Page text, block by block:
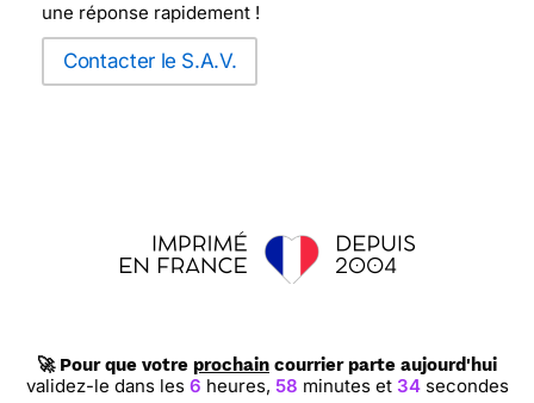
une réponse rapidement !
Contacter le S.A.V.
🚀 Pour que votre prochain courrier parte aujourd'hui
validez-le dans les 6 heures, 58 minutes et 33secondes